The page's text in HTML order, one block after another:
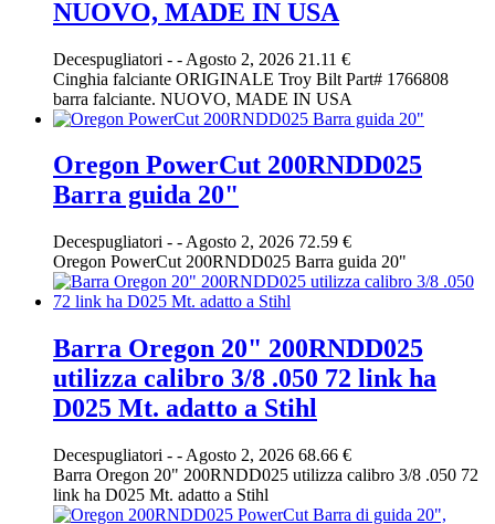
NUOVO, MADE IN USA
Decespugliatori - - Agosto 2, 2026 21.11 €
Cinghia falciante ORIGINALE Troy Bilt Part# 1766808
barra falciante. NUOVO, MADE IN USA
Oregon PowerCut 200RNDD025
Barra guida 20"
Decespugliatori - - Agosto 2, 2026 72.59 €
Oregon PowerCut 200RNDD025 Barra guida 20"
Barra Oregon 20" 200RNDD025
utilizza calibro 3/8 .050 72 link ha
D025 Mt. adatto a Stihl
Decespugliatori - - Agosto 2, 2026 68.66 €
Barra Oregon 20" 200RNDD025 utilizza calibro 3/8 .050 72
link ha D025 Mt. adatto a Stihl